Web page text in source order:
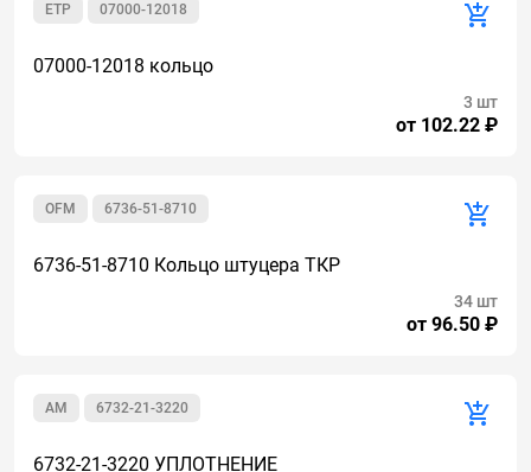
07000-12018
ETP
07000-12018 кольцо
от 102.22 ₽
3 шт
6736-51-8710
OFM
6736-51-8710 Кольцо штуцера ТКР
от 96.50 ₽
34 шт
6732-21-3220
AM
6732-21-3220 УПЛОТНЕНИЕ